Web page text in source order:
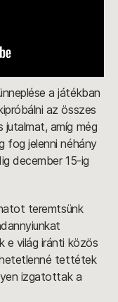
a játékban
az összes
amíg még
fog jelenni néhány
december 15-ig
teremtsünk
e világ iránti közös
tettétek
izgatottak a